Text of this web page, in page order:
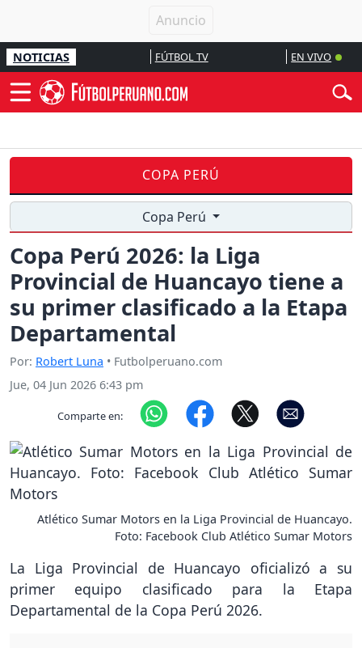
NOTICIAS FÚTBOL TV EN VIVO
COPA PERÚ
Copa Perú
Copa Perú 2026: la Liga
Provincial de Huancayo tiene a
su primer clasificado a la Etapa
Departamental
Por: Robert Luna • Futbolperuano.com
Jue, 04 Jun 2026 6:43 pm
Comparte en:
Atlético Sumar Motors en la Liga Provincial de Huancayo.
Foto: Facebook Club Atlético Sumar Motors
La Liga Provincial de Huancayo oficializó a su
primer equipo clasificado para la Etapa
Departamental de la Copa Perú 2026.